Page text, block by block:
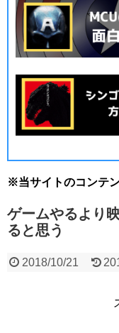
※当サイトのコンテ
ゲームやるより
ると思う
2018/10/21